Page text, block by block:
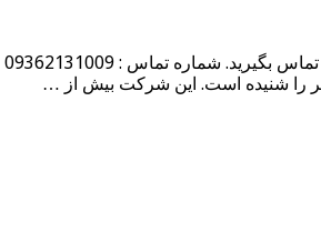
را شنیده است. این شرکت بیش از …